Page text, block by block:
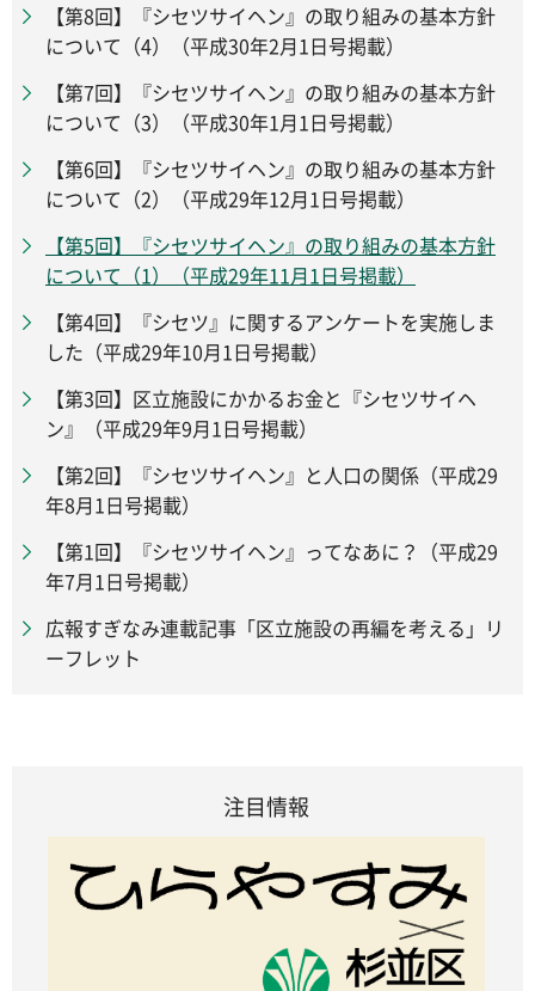
【第8回】『シセツサイヘン』の取り組みの基本方針
について（4）（平成30年2月1日号掲載）
【第7回】『シセツサイヘン』の取り組みの基本方針
について（3）（平成30年1月1日号掲載）
【第6回】『シセツサイヘン』の取り組みの基本方針
について（2）（平成29年12月1日号掲載）
【第5回】『シセツサイヘン』の取り組みの基本方針
について（1）（平成29年11月1日号掲載）
【第4回】『シセツ』に関するアンケートを実施しま
した（平成29年10月1日号掲載）
【第3回】区立施設にかかるお金と『シセツサイヘ
ン』（平成29年9月1日号掲載）
【第2回】『シセツサイヘン』と人口の関係（平成29
年8月1日号掲載）
【第1回】『シセツサイヘン』ってなあに？（平成29
年7月1日号掲載）
広報すぎなみ連載記事「区立施設の再編を考える」リ
ーフレット
注目情報